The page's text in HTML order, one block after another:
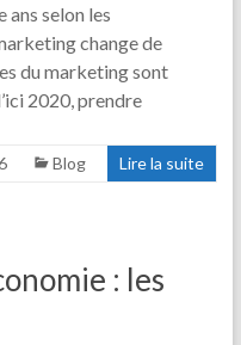
ans selon les
change de
du marketing sont
2020, prendre
Blog Lire la suite
: les